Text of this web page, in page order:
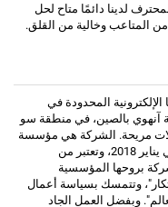
لدينا دائمًا متاح لحل
المتاعب وخالية من القلق.
المحدودة في
آنهوي بالصين، في منطقة سو
مريحة. الشركة هي مؤسسة
تصديرية حصلت على مؤهل الاستيراد الذاتي في يناير 2018، وتعتبر من
بروحها المؤسسية
وتتمسك بسياسة أعمال
وبفضل العمل الجاد